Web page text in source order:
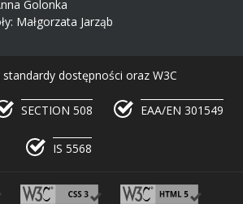
Golonka
Małgorzata Jarząb
standardy dostępności oraz W3C
SECTION 508 EAA/EN 301549
IS 5568